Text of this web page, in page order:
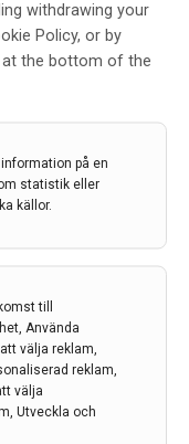
withdrawing your
Policy, or by
the bottom of the
på en
statistik eller
källor.
till
Använda
välja reklam,
reklam,
välja
Utveckla och
och
ges en
vad